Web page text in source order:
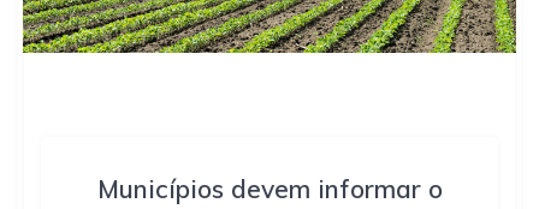
Municípios devem informar o